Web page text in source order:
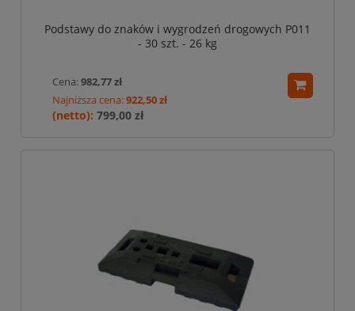
Podstawy do znaków i wygrodzeń drogowych P011
- 30 szt. - 26 kg
Cena:982,77 zł
Najniższa cena:922,50 zł
799,00 zł